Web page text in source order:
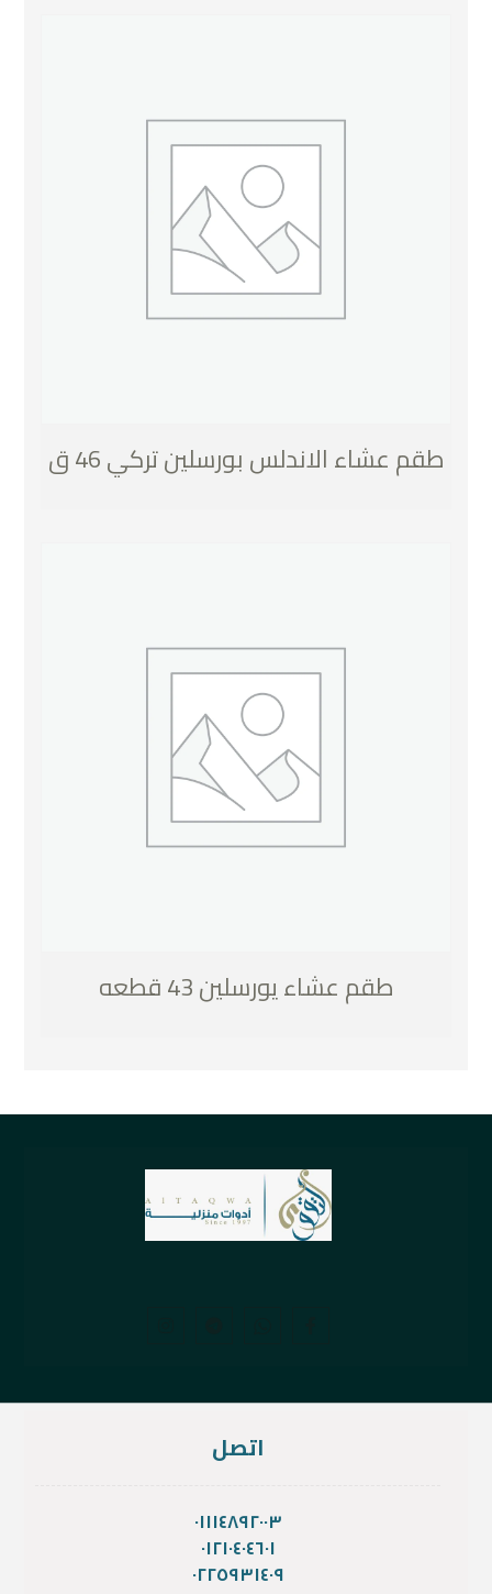
طقم عشاء الاندلس بورسلين تركي 46 ق
طقم عشاء يورسلين 43 قطعه
اتصل
٠١١١٤٨٩٢٠٠٣
٠١٢١٠٤٠٤٦٠١
٠٢٢٥٩٣١٤٠٩